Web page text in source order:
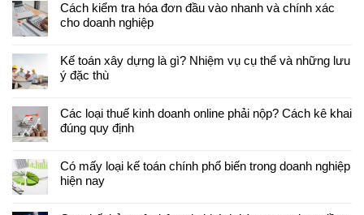
Cách kiểm tra hóa đơn đầu vào nhanh và chính xác
cho doanh nghiệp
Kế toán xây dựng là gì? Nhiệm vụ cụ thể và những lưu
ý đặc thù
Các loại thuế kinh doanh online phải nộp? Cách kê khai
đúng quy định
Có mấy loại kế toán chính phổ biến trong doanh nghiệp
hiện nay